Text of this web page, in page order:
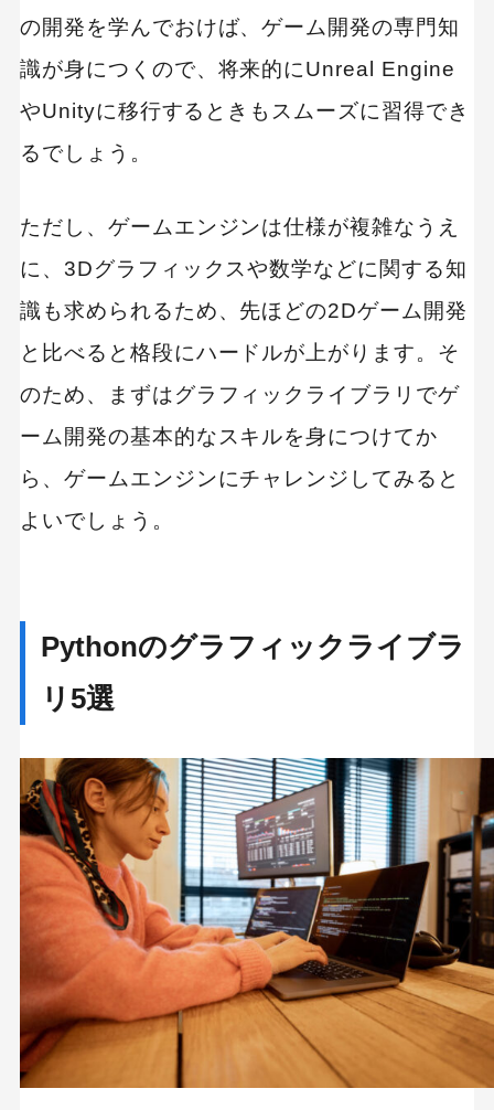
の開発を学んでおけば、ゲーム開発の専門知
識が身につくので、将来的にUnreal Engine
やUnityに移行するときもスムーズに習得でき
るでしょう。
ただし、ゲームエンジンは仕様が複雑なうえ
に、3Dグラフィックスや数学などに関する知
識も求められるため、先ほどの2Dゲーム開発
と比べると格段にハードルが上がります。そ
のため、まずはグラフィックライブラリでゲ
ーム開発の基本的なスキルを身につけてか
ら、ゲームエンジンにチャレンジしてみると
よいでしょう。
Pythonのグラフィックライブラ
リ5選